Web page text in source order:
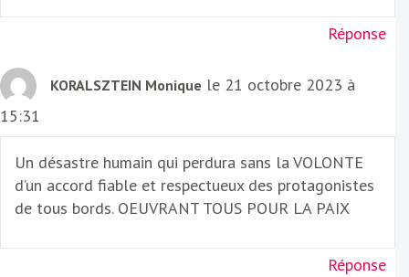
Réponse
KORALSZTEIN Monique le 21 octobre 2023 à
15:31
Un désastre humain qui perdura sans la VOLONTE
d’un accord fiable et respectueux des protagonistes
de tous bords. OEUVRANT TOUS POUR LA PAIX
Réponse